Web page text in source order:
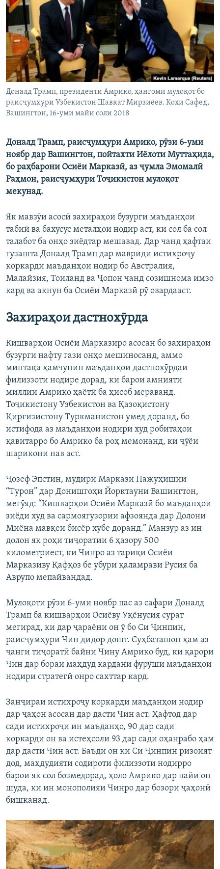
ГУЗОРИШҲОИ РАДИОӢ
Русский
ПАЙГИРӢ КУНЕД
Ҳамаи сомонаҳои RFE/RL
Доналд Трамп, президенти Амрико, ҳангоми мулоқот бо
раисҷумҳури Узбекистон Шавкат Мирзиёев. Кохи Сафед,
Вашингтон, 16-уми майи соли 2018
Доналд Трамп, раисҷумҳури Амрико, рӯзи 6-уми
ноябр дар Вашингтон, пойтахти Иёлоти Муттаҳида,
бо раҳбарони Осиёи Марказӣ, аз ҷумла Эмомалӣ
Раҳмон, раисҷумҳури Тоҷикистон мулоқот
мекунад.
Як мавзӯи асосӣ захираҳои бузурги маъданҳои
табиӣ ва бахусус металҳои нодир аст, ки сол ба сол
талабот ба онҳо зиёдтар мешавад. Дар чанд ҳафтаи
гузашта Доналд Трамп дар мавриди истихроҷу
коркарди маъданҳои нодир бо Австралия,
Малайзия, Тоиланд ва Ҷопон чанд созишнома имзо
кард ва акнун ба Осиёи Марказӣ рӯ овардааст.
Захираҳои дастнохӯрда
Кишварҳои Осиёи Марказиро асосан бо захираҳои
бузурги нафту гази онҳо мешиносанд, аммо
минтақа ҳамчунин маъданҳои дастнохӯрдаи
филиззоти нодире дорад, ки барои амнияти
миллии Амрико ҳаётӣ ба ҳисоб мераванд.
Тоҷикистону Узбекистон ва Қазоқистону
Қирғизистону Туркманистон умед доранд, бо
истифода аз маъданҳои нодири худ робитаҳои
қавитарро бо Амрико ба роҳ мемонанд, ки ҷӯёи
шарикони нав аст.
Ҷозеф Эпстин, мудири Маркази Пажӯҳишии
“Турон” дар Донишгоҳи Йорктауни Вашингтон,
мегӯяд: “Кишварҳои Осиёи Марказӣ бо маъданҳои
зиёди худ ва сармоягузории афзоянда дар Долони
Миёна мавқеи бисёр хубе доранд.” Манзур аз ин
долон як роҳи тиҷоратии 6 ҳазору 500
километриест, ки Чинро аз тариқи Осиёи
Марказиву Қафқоз бе убури қаламрави Русия ба
Аврупо мепайвандад.
Мулоқоти рӯзи 6-уми ноябр пас аз сафари Доналд
Трамп ба кишварҳои Осиёву Уқёнусия сурат
мегирад, ки дар ҷараёни он ӯ бо Си Ҷинпин,
раисҷумҳури Чин дидор дошт. Суҳбаташон ҳам аз
ҷанги тиҷоратӣ байни Чину Амрико буд, ки қарори
Чин дар бораи маҳдуд кардани фурӯши маъданҳои
нодири стратегӣ онро сахттар кард.
Занҷираи истихроҷу коркарди маъданҳои нодир
дар ҷаҳон асосан дар дасти Чин аст. Ҳафтод дар
сади истихроҷи ин маъданҳо, 90 дар сади
коркарди он ва истеҳсоли 93 дар сади оҳанрабо ҳам
дар дасти Чин аст. Баъди он ки Си Ҷинпин ризоият
дод, маҳдудияти содироти филиззоти нодирро
барои як сол бозмедорад, ҳоло Амрико дар пайи он
шуда, ки ин монополияи Чинро дар бозори ҷаҳонӣ
бишканад.